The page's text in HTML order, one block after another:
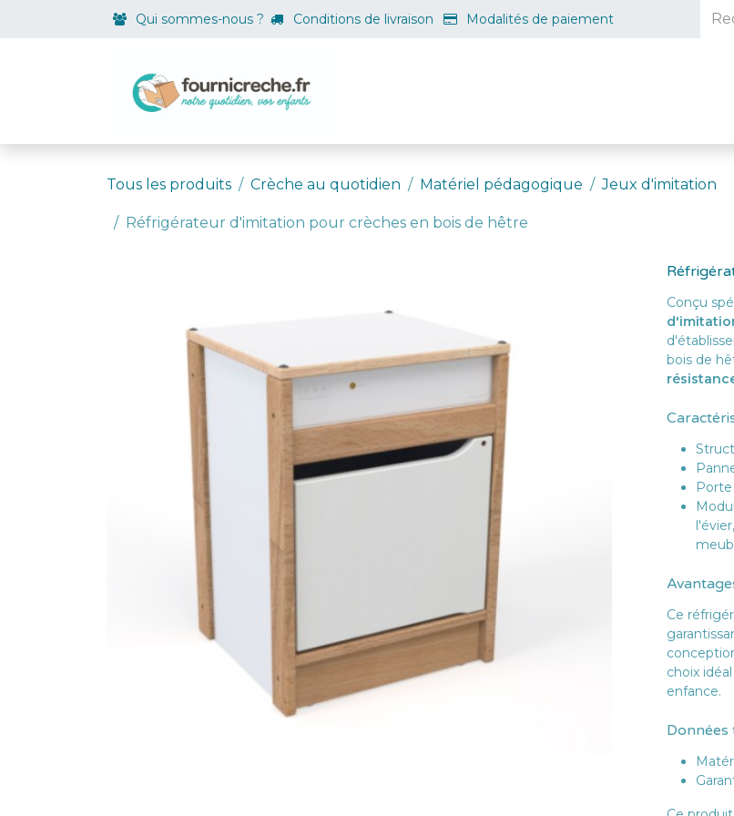
Se rendre au contenuQui sommes-nous ? Conditions de livraison Modalités de paiement
Tous les produits Crèche au quotidien Matériel pédagogique Jeux d'imitation
Réfrigérateur d'imitation pour crèches en bois de hêtre
Conçu
bois de
Ce
choix
enfance.
Données